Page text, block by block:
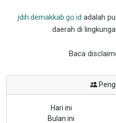
jdih.demakkab.go.id adalah
daerah di
Baca
Hari ini
Bulan ini